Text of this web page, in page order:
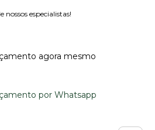
especialistas!
agora mesmo
por Whatsapp